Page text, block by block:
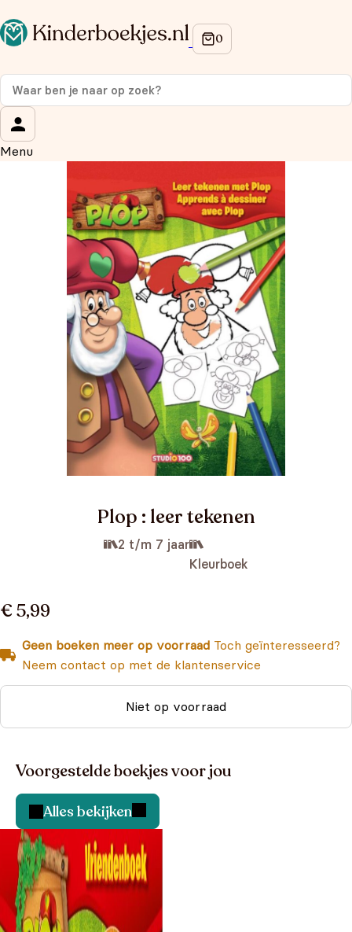
Menu
Plop : leer tekenen
2 t/m 7 jaar
Kleurboek
€ 5,99
Geen boeken meer op voorraad Toch geïnteresseerd?
Neem contact op met de klantenservice
Niet op voorraad
Voorgestelde boekjes voor jou
Alles bekijken
Op de hoogte blijven van onze acties?
Meld je aan voor onze nieuwsbrief en ontvang
je eerste aankoop!
Wat is je voornaam?
Wat is je e-mailadres?*
Aanmelden
We gebruiken je gegevens om contact op te nemen, in
overeenstemming met onsprivacybeleid.